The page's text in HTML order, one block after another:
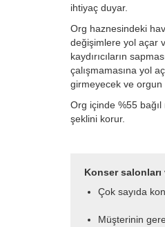
ihtiyaç duyar.
Org haznesindeki
değişimlere yol açar
kaydırıcıların
çalışmamasına yol
girmeyecek ve orgun
Org içinde %55
şeklini korur.
Konser
Çok sayıda
Müşterinin